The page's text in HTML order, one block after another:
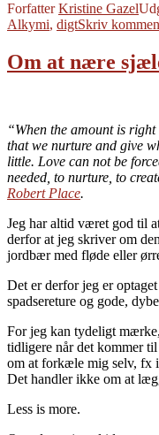
ForfatterKristine Gazel
Alkymi, digtSkriv
Om at nære
“When the amount is
that we nurture and give
little. Love can not be
needed, to nurture, to
Robert Place.
Jeg har altid været god til
derfor at jeg skriver om
jordbær med fløde eller
Det er derfor jeg er
spadsereture og gode,
For jeg kan tydeligt
tidligere når det kommer
om at forkæle mig selv, fx
Det handler ikke om at
Less is more.